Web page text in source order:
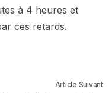
à 4 heures et
ces retards.
Article Suivant